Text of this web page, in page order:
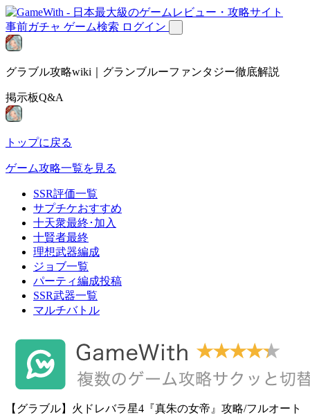
事前ガチャ ゲーム検索 ログイン
グラブル攻略wiki｜グランブルーファンタジー徹底解説
掲示板Q&A
トップに戻る
ゲーム攻略一覧を見る
SSR評価一覧
サプチケおすすめ
十天衆最終･加入
十賢者最終
理想武器編成
ジョブ一覧
パーティ編成投稿
SSR武器一覧
マルチバトル
【グラブル】火ドレバラ星4『真朱の女帝』攻略/フルオート